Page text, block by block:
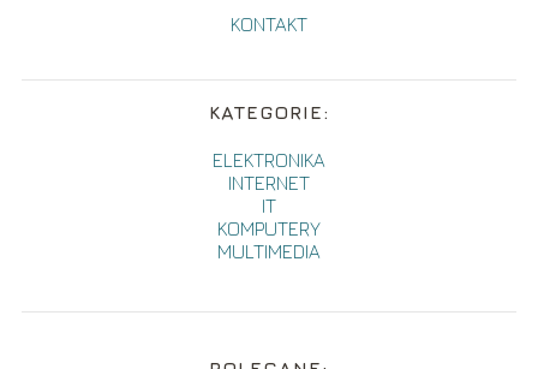
KONTAKT
KATEGORIE:
ELEKTRONIKA
INTERNET
IT
KOMPUTERY
MULTIMEDIA